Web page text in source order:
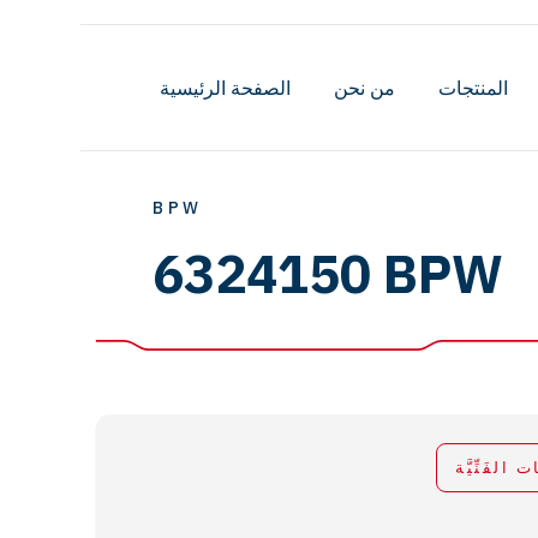
الصفحة الرئيسية من نحن المنتجات
BPW
6324150 BPW
الفَنِّيَّة